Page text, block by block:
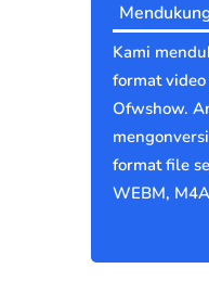
Kami
format
Ofwshow.
format file
WEBM,